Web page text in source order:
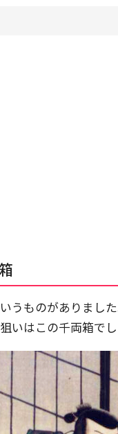
うものがありまし
いはこの千両箱でし